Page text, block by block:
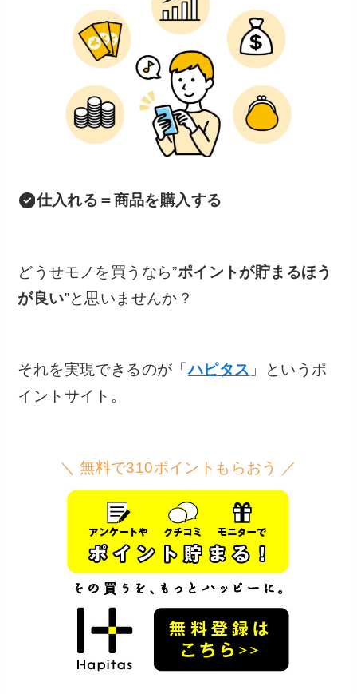
仕入れる＝商品を購入する
どうせモノを買うなら”ポイントが貯まるほう
が良い”と思いませんか？
それを実現できるのが「ハピタス 」というポ
イントサイト。
＼ 無料で310ポイントもらおう ／